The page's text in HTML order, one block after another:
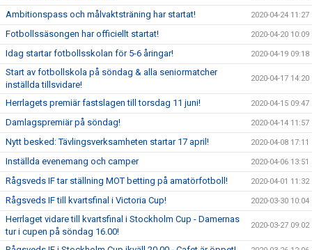
Ambitionspass och målvaktsträning har startat! 2020-04-24 11:27
Fotbollssäsongen har officiellt startat! 2020-04-20 10:09
Idag startar fotbollsskolan för 5-6 åringar! 2020-04-19 09:18
Start av fotbollskola på söndag & alla seniormatcher
inställda tillsvidare!
2020-04-17 14:20
Herrlagets premiär fastslagen till torsdag 11 juni! 2020-04-15 09:47
Damlagspremiär på söndag! 2020-04-14 11:57
Nytt besked: Tävlingsverksamheten startar 17 april! 2020-04-08 17:11
Inställda evenemang och camper 2020-04-06 13:51
Rågsveds IF tar ställning MOT betting på amatörfotboll! 2020-04-01 11:32
Rågsveds IF till kvartsfinal i Victoria Cup! 2020-03-30 10:04
Herrlaget vidare till kvartsfinal i Stockholm Cup - Damernas
tur i cupen på söndag 16.00!
2020-03-27 09:02